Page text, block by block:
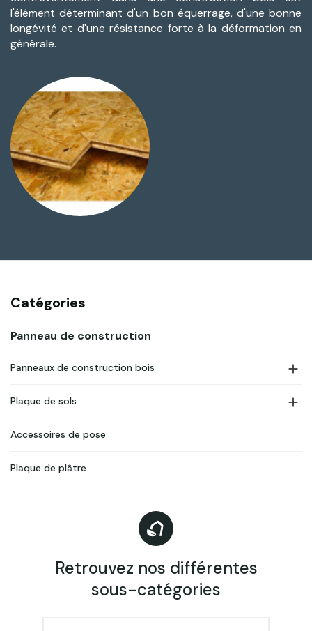
l'élément déterminant d'un bon équerrage, d'une bonne
longévité et d'une résistance forte à la déformation en
générale.
Catégories
Panneau de construction
Panneaux de construction bois 
Plaque de sols 
Accessoires de pose
Plaque de plâtre
Retrouvez nos différentes
sous-catégories